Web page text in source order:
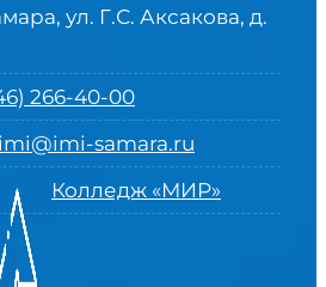
ул. Г.С. Аксакова, д.
266-40-00
imi@imi-samara.ru
Колледж «МИР»